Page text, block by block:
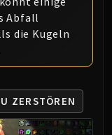
Abfall
die Kugeln
ZERSTÖREN